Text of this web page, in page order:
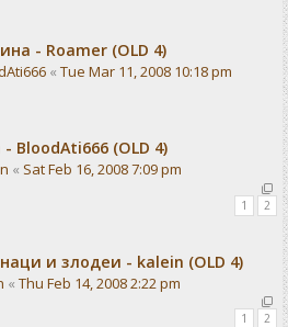
- Rоаmer (OLD 4)
« Tue Mar 11, 2008 10:18 pm
BloodAti666 (OLD 4)
« Sat Feb 16, 2008 7:09 pm
1 2
и злодеи - kalein (OLD 4)
« Thu Feb 14, 2008 2:22 pm
1 2